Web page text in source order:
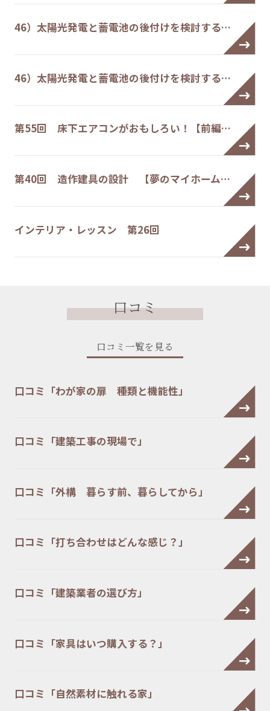
46）太陽光発電と蓄電池の後付けを検討する…
46）太陽光発電と蓄電池の後付けを検討する…
第55回 床下エアコンがおもしろい！【前編…
第40回 造作建具の設計 【夢のマイホーム…
インテリア・レッスン 第26回
口コミ
口コミ一覧を見る
口コミ「わが家の扉 種類と機能性」
口コミ「建築工事の現場で」
口コミ「外構 暮らす前、暮らしてから」
口コミ「打ち合わせはどんな感じ？」
口コミ「建築業者の選び方」
口コミ「家具はいつ購入する？」
口コミ「自然素材に触れる家」